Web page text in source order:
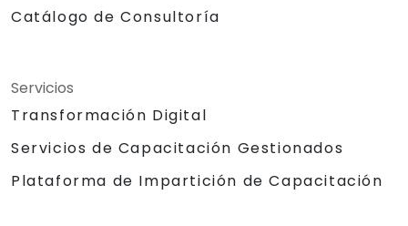
Catálogo de Consultoría
Servicios
Transformación Digital
Servicios de Capacitación Gestionados
Plataforma de Impartición de Capacitación